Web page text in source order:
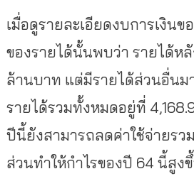
เมื่อดูรายละเอียดงบการเงินข
ของรายได้นั้นพบว่า รายได้ห
ล้านบาท แต่มีรายได้ส่วนอื่นม
รายได้รวมทั้งหมดอยู่ที่
ปีนี้ยังสามารถลดค่าใช้จ่ายรว
ส่วนทำให้กำไรของปี 64 นี้สูง